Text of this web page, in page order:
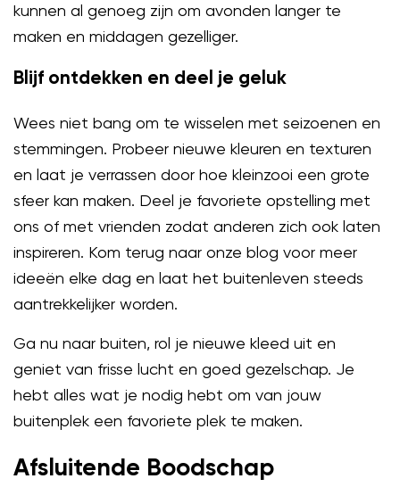
kunnen al genoeg zijn om avonden langer te
maken en middagen gezelliger.
Blijf ontdekken en deel je geluk
Wees niet bang om te wisselen met seizoenen en
stemmingen. Probeer nieuwe kleuren en texturen
en laat je verrassen door hoe kleinzooi een grote
sfeer kan maken. Deel je favoriete opstelling met
ons of met vrienden zodat anderen zich ook laten
inspireren. Kom terug naar onze blog voor meer
ideeën elke dag en laat het buitenleven steeds
aantrekkelijker worden.
Ga nu naar buiten, rol je nieuwe kleed uit en
geniet van frisse lucht en goed gezelschap. Je
hebt alles wat je nodig hebt om van jouw
buitenplek een favoriete plek te maken.
Afsluitende Boodschap